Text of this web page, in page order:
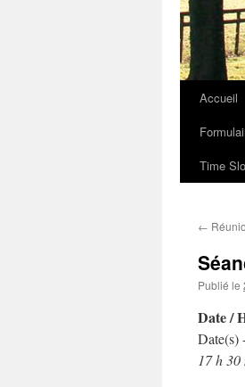
Aller
contenu
Accueil
Time
←
Publié le
Date /
Date(s)
17 h